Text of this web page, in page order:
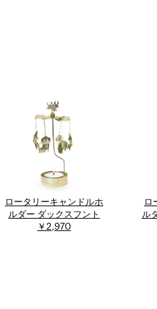
ロータリーキャンドルホ
ルダー ダックスフント
￥2,970
ロ
ル